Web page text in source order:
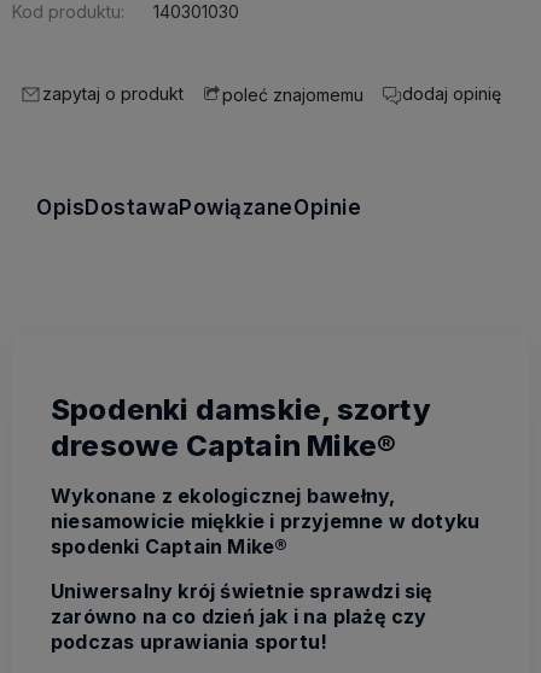
Kod produktu: 140301030
zapytaj o produkt poleć znajomemu dodaj opinię
Opis Dostawa PowiązaneOpinie
Spodenki damskie, szorty
dresowe Captain Mike®
Wykonane z ekologicznej bawełny,
niesamowicie miękkie i przyjemne w dotyku
spodenki Captain Mike®
Uniwersalny krój świetnie sprawdzi się
zarówno na co dzień jak i na plażę czy
podczas uprawiania sportu!